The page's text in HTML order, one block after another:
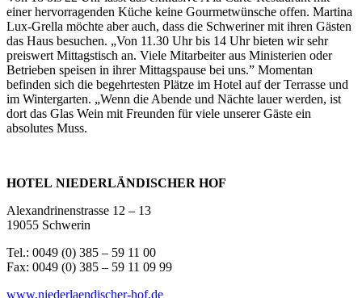
einer hervorragenden Küche keine Gourmetwünsche offen. Martina
Lux-Grella möchte aber auch, dass die Schweriner mit ihren Gästen
das Haus besuchen. „Von 11.30 Uhr bis 14 Uhr bieten wir sehr
preiswert Mittagstisch an. Viele Mitarbeiter aus Ministerien oder
Betrieben speisen in ihrer Mittagspause bei uns.” Momentan
befinden sich die begehrtesten Plätze im Hotel auf der Terrasse und
im Wintergarten. „Wenn die Abende und Nächte lauer werden, ist
dort das Glas Wein mit Freunden für viele unserer Gäste ein
absolutes Muss.
HOTEL NIEDERLÄNDISCHER HOF
Alexandrinenstrasse 12 – 13
19055 Schwerin
Tel.: 0049 (0) 385 – 59 11 00
Fax: 0049 (0) 385 – 59 11 09 99
www.niederlaendischer-hof.de